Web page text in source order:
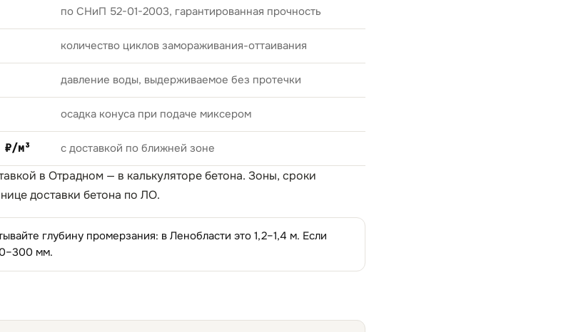
по СНиП 52-01-2003, гарантированная прочность
количество циклов замораживания-оттаивания
давление воды, выдерживаемое без протечки
осадка конуса при подаче миксером
₽/м³ с доставкой по ближней зоне
в Отрадном — в калькуляторе бетона. Зоны, сроки
доставки бетона по ЛО.
глубину промерзания: в Ленобласти это 1,2–1,4 м. Если
мм.